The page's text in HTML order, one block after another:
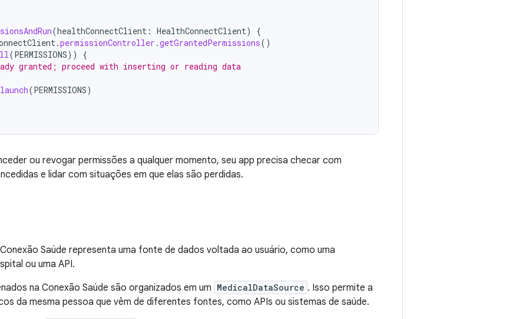
(healthConnectClient : HealthConnectClient)
{
.permissionController .getGrantedPermissions()
(PERMISSIONS))
{
granted; proceed with inserting or reading data
launch(PERMISSIONS)
ou revogar permissões a qualquer momento, seu app precisa checar com
e lidar com situações em que elas são perdidas.
Saúde representa uma fonte de dados voltada ao usuário, como uma
ou uma API.
na Conexão Saúde são organizados em um MedicalDataSource . Isso permite a
da mesma pessoa que vêm de diferentes fontes, como APIs ou sistemas de saúde.